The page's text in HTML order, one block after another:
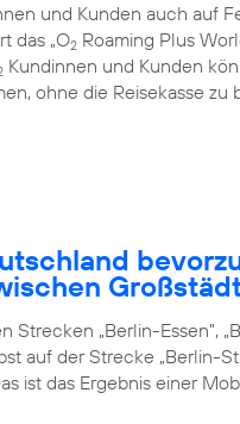
und Kunden auch auf
das „O2 Roaming Plus
Kundinnen und Kunden
ohne die Reisekasse zu
Strecken „Berlin-Essen”,
auf der Strecke „Berlin-
ist das Ergebnis einer